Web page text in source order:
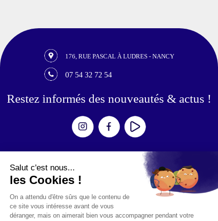
176, RUE PASCAL À LUDRES - NANCY
07 54 32 72 54
Restez informés des nouveautés & actus !
Simulateurs
Mouvement